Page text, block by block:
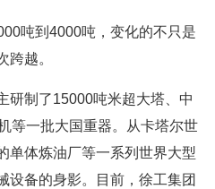
吨到4000吨，变化的不只是
跨越。
研制了15000吨米超大塔、中
等一批大国重器。从卡塔尔世
单体炼油厂等一系列世界大型
设备的身影。目前，徐工集团